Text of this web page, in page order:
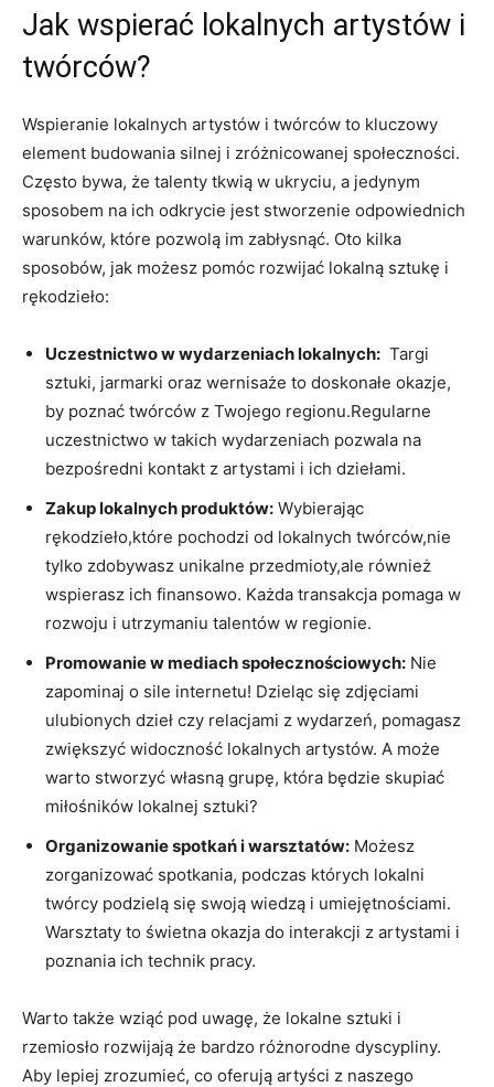
Jak wspierać lokalnych artystów i
twórców?
Wspieranie lokalnych artystów i‍ twórców to kluczowy
element budowania silnej i zróżnicowanej społeczności.
Często bywa, że talenty ⁢tkwią w ukryciu, a jedynym
sposobem na ich odkrycie jest stworzenie ⁢odpowiednich
warunków, ⁣które pozwolą im ⁤zabłysnąć. Oto kilka
sposobów, jak⁢ możesz pomóc rozwijać lokalną sztukę i
rękodzieło:
Uczestnictwo w ⁤wydarzeniach lokalnych: ‌ Targi
sztuki, ⁣jarmarki⁤ oraz wernisaże to doskonałe okazje,
by⁢ poznać twórców z Twojego regionu.Regularne
uczestnictwo w takich wydarzeniach pozwala na⁤
bezpośredni kontakt z artystami i⁤ ich ​dziełami.
Zakup⁢ lokalnych produktów: Wybierając
rękodzieło,które pochodzi od ​lokalnych twórców,nie
tylko zdobywasz unikalne przedmioty,ale również
wspierasz ich finansowo. Każda transakcja pomaga​ w
rozwoju i utrzymaniu talentów w regionie.
Promowanie w mediach społecznościowych: Nie
zapominaj o sile internetu! Dzieląc się zdjęciami‍
ulubionych dzieł czy relacjami z wydarzeń, pomagasz
zwiększyć​ widoczność lokalnych artystów. A⁤ może
warto⁣ stworzyć własną grupę, która ‍będzie skupiać
‌miłośników lokalnej sztuki?
Organizowanie spotkań ‌i⁤ warsztatów: Możesz
zorganizować spotkania, podczas których lokalni
⁢twórcy podzielą⁢ się‌ swoją wiedzą i‌ umiejętnościami.
Warsztaty⁤ to‍ świetna okazja do interakcji z artystami ⁤i
poznania ich technik pracy.
Warto‌ także⁤ wziąć pod uwagę,‍ że lokalne sztuki i
rzemiosło⁢ rozwijają że bardzo ⁣różnorodne dyscypliny.
Aby lepiej zrozumieć, co oferują artyści ‌z naszego